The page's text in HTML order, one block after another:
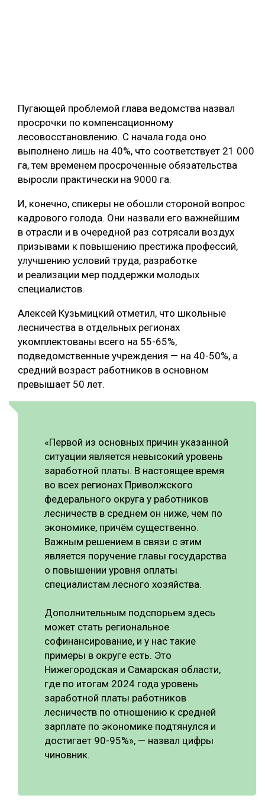
Пугающей проблемой глава ведомства назвал
просрочки по компенсационному
лесовосстановлению. С начала года оно
выполнено лишь на 40%, что соответствует 21 000
га, тем временем просроченные обязательства
выросли практически на 9000 га.
И, конечно, спикеры не обошли стороной вопрос
кадрового голода. Они назвали его важнейшим
в отрасли и в очередной раз сотрясали воздух
призывами к повышению престижа профессий,
улучшению условий труда, разработке
и реализации мер поддержки молодых
специалистов.
Алексей Кузьмицкий отметил, что школьные
лесничества в отдельных регионах
укомплектованы всего на 55-65%,
подведомственные учреждения — на 40-50%, а
средний возраст работников в основном
превышает 50 лет.
«Первой из основных причин указанной
ситуации является невысокий уровень
заработной платы. В настоящее время
во всех регионах Приволжского
федерального округа у работников
лесничеств в среднем он ниже, чем по
экономике, причём существенно.
Важным решением в связи с этим
является поручение главы государства
о повышении уровня оплаты
специалистам лесного хозяйства.
Дополнительным подспорьем здесь
может стать региональное
софинансирование, и у нас такие
примеры в округе есть. Это
Нижегородская и Самарская области,
где по итогам 2024 года уровень
заработной платы работников
лесничеств по отношению к средней
зарплате по экономике подтянулся и
достигает 90-95%», — назвал цифры
чиновник.